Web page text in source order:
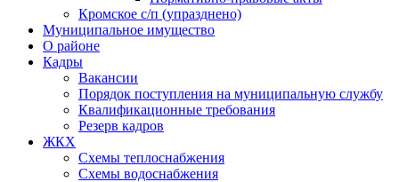
Кромское с/п (упразднено)
Муниципальное имущество
О районе
Кадры
Вакансии
Порядок поступления на муниципальную службу
Квалификационные требования
Резерв кадров
ЖКХ
Схемы теплоснабжения
Схемы водоснабжения